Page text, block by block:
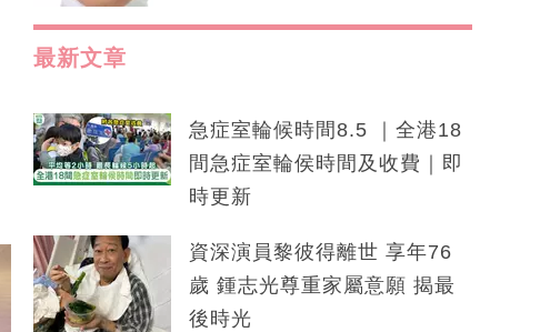
最新文章
急症室輪候時間8.5 ｜全港18
間急症室輪侯時間及收費｜即
時更新
資深演員黎彼得離世 享年76
歲 鍾志光尊重家屬意願 揭最
後時光